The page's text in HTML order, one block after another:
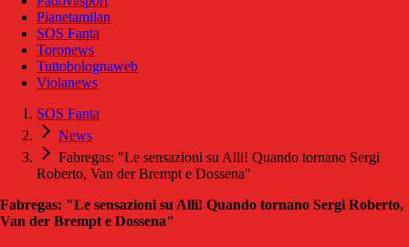
Pianetamilan
SOS Fanta
Toronews
Tuttobolognaweb
Violanews
SOS Fanta
News
Fabregas: "Le sensazioni su Alli! Quando tornano Sergi
Roberto, Van der Brempt e Dossena"
Fabregas: "Le sensazioni su Alli! Quando tornano Sergi Roberto,
Van der Brempt e Dossena"